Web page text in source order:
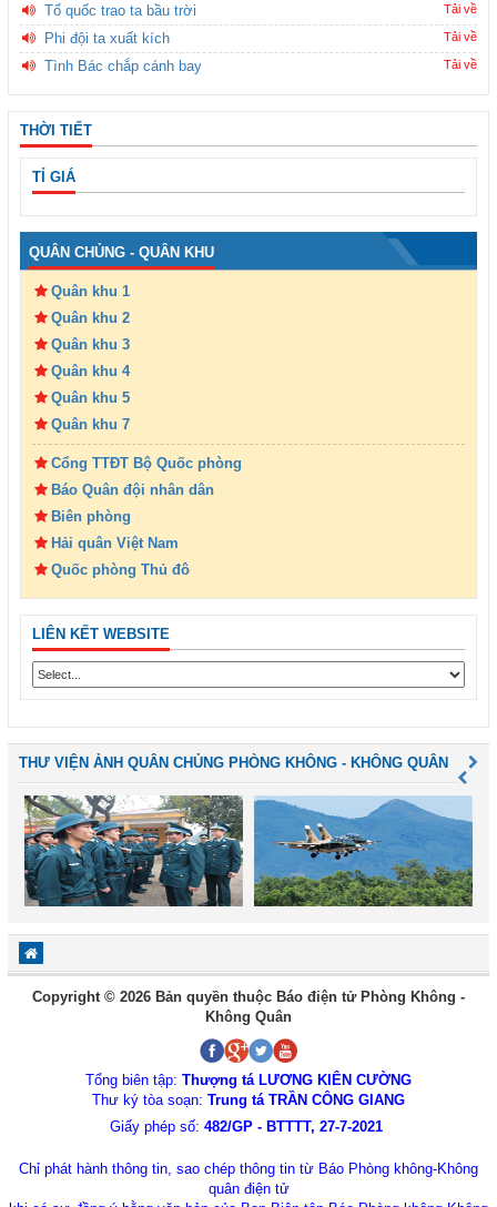
Tổ quốc trao ta bầu trời Tải về
Phi đội ta xuất kích Tải về
Tình Bác chắp cánh bay Tải về
THỜI TIẾT
TỈ GIÁ
QUÂN CHỦNG - QUÂN KHU
Quân khu 1
Quân khu 2
Quân khu 3
Quân khu 4
Quân khu 5
Quân khu 7
Cổng TTĐT Bộ Quốc phòng
Báo Quân đội nhân dân
Biên phòng
Hải quân Việt Nam
Quốc phòng Thủ đô
LIÊN KẾT WEBSITE
THƯ VIỆN ẢNH QUÂN CHỦNG PHÒNG KHÔNG - KHÔNG QUÂN
Copyright © 2026 Bản quyền thuộc Báo điện tử Phòng Không -
Không Quân
Tổng biên tập: Thượng tá LƯƠNG KIÊN CƯỜNG
Thư ký tòa soạn: Trung tá TRẦN CÔNG GIANG
Giấy phép số: 482/GP - BTTTT, 27-7-2021
Chỉ phát hành thông tin, sao chép thông tin từ Báo Phòng không-Không
quân điện tử